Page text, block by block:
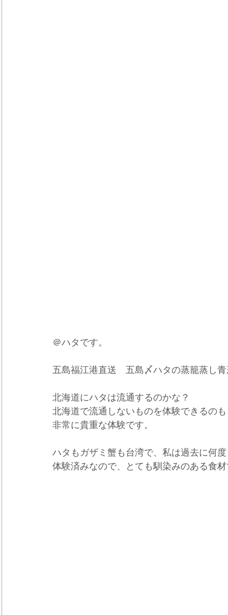
＠ハタです。
五島福江港直送　五島〆ハタの蒸籠蒸し
北海道にハタは流通するのかな？
北海道で流通しないものを体験できるのも
非常に貴重な体験です。
ハタもガザミ蟹も台湾で、私は過去に何
体験済みなので、とても馴染みのある食